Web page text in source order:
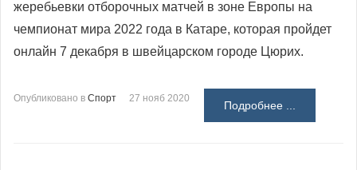
жеребьевки отборочных матчей в зоне Европы на
чемпионат мира 2022 года в Катаре, которая пройдет
онлайн 7 декабря в швейцарском городе Цюрих.
Опубликовано в Спорт 27 нояб 2020
Подробнее ...